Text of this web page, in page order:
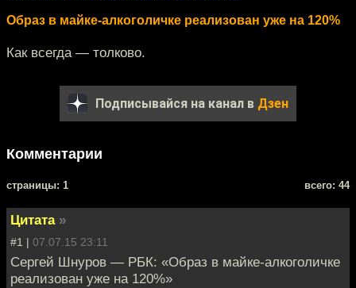
Образ в майке-алкоголичке реализован уже на 120%
Как всегда — толково.
Подписывайся на канал в Дзен
Комментарии
cтраницы: 1 всего: 44
Цитата »
#1 | 07.07.15 23:11
Сергей Шнуров — РБК: «Образ в майке-алкоголичке
реализован уже на 120%»